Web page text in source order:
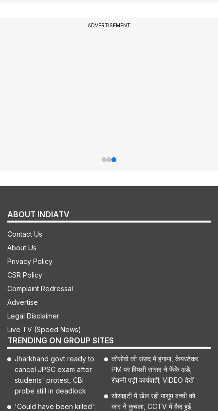
ADVERTISEMENT
ABOUT INDIATV
Contact Us
About Us
Privacy Policy
CSR Policy
Complaint Redressal
Advertise
Legal Disclaimer
Live TV (Speed News)
TRENDING ON GROUP SITES
Jharkhand govt ready to
cancel JPSC exam after
students' protest, CBI
probe still in deadlock
'Could have been killed':
कोसोवो की संसद में हंगामा, केयरटेकर
PM पर विपक्षी सांसद ने फेंके अंडे;
रोकनी पड़ी कार्यवाही; VIDEO देखें
सोसाइटी में खेल रही मासूम बच्ची को
कार ने कुचला, CCTV में कैद हुई